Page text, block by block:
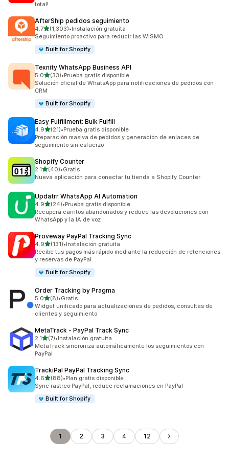
total!
AfterShip pedidos seguimiento
4.7de 5 estrellas
(1,303)
1303 reseñas en total
•Instalación gratuita
Seguimiento proactivo para reducir las WISMO
Built for Shopify
Texnity WhatsApp Business API
5.0de 5 estrellas
(33)
33 reseñas en total
•Prueba gratis disponible
Solución oficial de WhatsApp para notificaciones de pedidos con
CRM
Built for Shopify
Easy Fulfillment: Bulk Fulfill
4.9de 5 estrellas
(21)
21 reseñas en total
•Prueba gratis disponible
Preparación masiva de pedidos y generación de enlaces de
seguimiento sin esfuerzo
Shopify Counter
2.1de 5 estrellas
(40)
40 reseñas en total
•Gratis
Nueva aplicación para conectar tu tienda a Shopify Counter
Updatrr WhatsApp AI Automation
4.9de 5 estrellas
(24)
24 reseñas en total
•Prueba gratis disponible
Recupera carritos abandonados y reduce las devoluciones con
WhatsApp y la IA de voz
Proveway PayPal Tracking Sync
4.9de 5 estrellas
(131)
131 reseñas en total
•Instalación gratuita
Recibe tus pagos más rápido mediante la reducción de retenciones
y reservas de PayPal.
Built for Shopify
Order Tracking by Pragma
5.0de 5 estrellas
(8)
8 reseñas en total
•Gratis
Widget unificado para actualizaciones de pedidos, consultas de
clientes y seguimiento
MetaTrack ‑ PayPal Track Sync
2.1de 5 estrellas
(7)
7 reseñas en total
•Instalación gratuita
MetaTrack sincroniza automáticamente los seguimientos con
PayPal
TrackiPal PayPal Tracking Sync
4.6de 5 estrellas
(88)
88 reseñas en total
•Plan gratis disponible
Sync rastreo PayPal, reduce reclamaciones en PayPal
Built for Shopify
1 2 3 4 12